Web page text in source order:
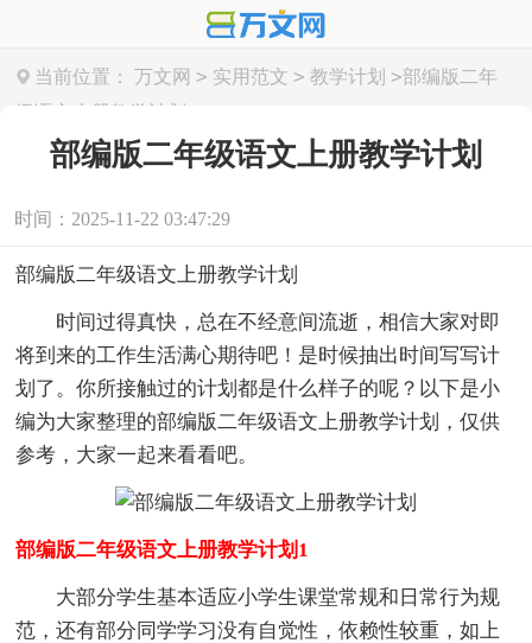
当前位置： 万文网 > 实用范文 > 教学计划 >部编版二年
级语文上册教学计划
部编版二年级语文上册教学计划
时间：2025-11-22 03:47:29
部编版二年级语文上册教学计划
时间过得真快，总在不经意间流逝，相信大家对即
将到来的工作生活满心期待吧！是时候抽出时间写写计
划了。你所接触过的计划都是什么样子的呢？以下是小
编为大家整理的部编版二年级语文上册教学计划，仅供
参考，大家一起来看看吧。
部编版二年级语文上册教学计划1
大部分学生基本适应小学生课堂常规和日常行为规
范，还有部分同学学习没有自觉性，依赖性较重，如上